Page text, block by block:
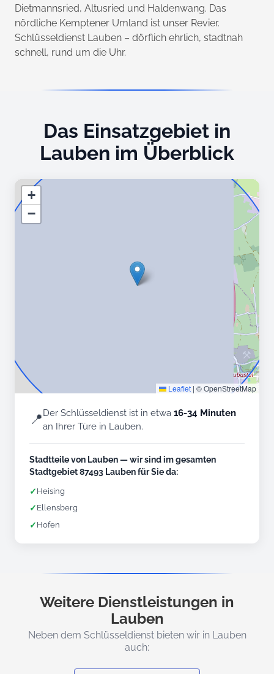
Dietmannsried, Altusried und Haldenwang. Das
nördliche Kemptener Umland ist unser Revier.
Schlüsseldienst Lauben – dörflich ehrlich, stadtnah
schnell, rund um die Uhr.
Das Einsatzgebiet in
Lauben im Überblick
+
−
Leaflet | © OpenStreetMap
📍Der Schlüsseldienst ist in etwa 16-34 Minuten
an Ihrer Türe in Lauben.
Stadtteile von Lauben — wir sind im gesamten
Stadtgebiet 87493 Lauben für Sie da:
✓ Heising
✓ Ellensberg
✓ Hofen
Weitere Dienstleistungen in
Lauben
Neben dem Schlüsseldienst bieten wir in Lauben
auch: